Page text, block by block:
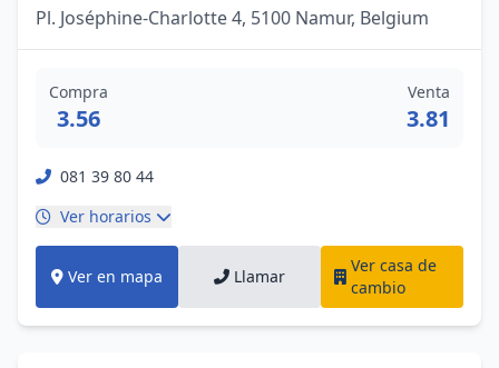
Pl. Joséphine-Charlotte 4, 5100 Namur, Belgium
Compra
3.56
Venta
3.81
081 39 80 44
Ver horarios
Ver en mapa Llamar
Ver casa de
cambio